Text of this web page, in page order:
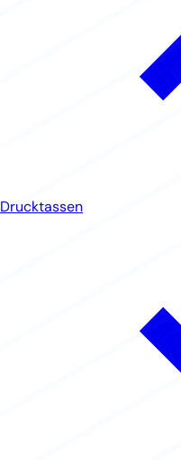
Drucktassen